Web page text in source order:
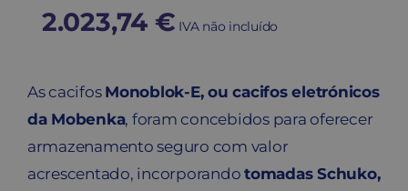
2.023,74 € IVA não incluído
As cacifos Monoblok-E, ou cacifos eletrónicos
da Mobenka, foram concebidos para oferecer
armazenamento seguro com valor
acrescentado, incorporandotomadas Schuko,